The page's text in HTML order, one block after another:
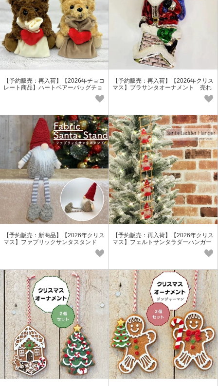
【予約販売：再入荷】【2026年チョコ
レート商品】ハートベアーバッグチョ
【予約販売：再入荷】【2026年クリス
マス】プラサンタオーナメント 売れ
【予約販売：新商品】【2026年クリス
マス】ファブリックサンタスタンド
【予約販売：再入荷】【2026年クリス
マス】フェルトサンタラダーハンガー